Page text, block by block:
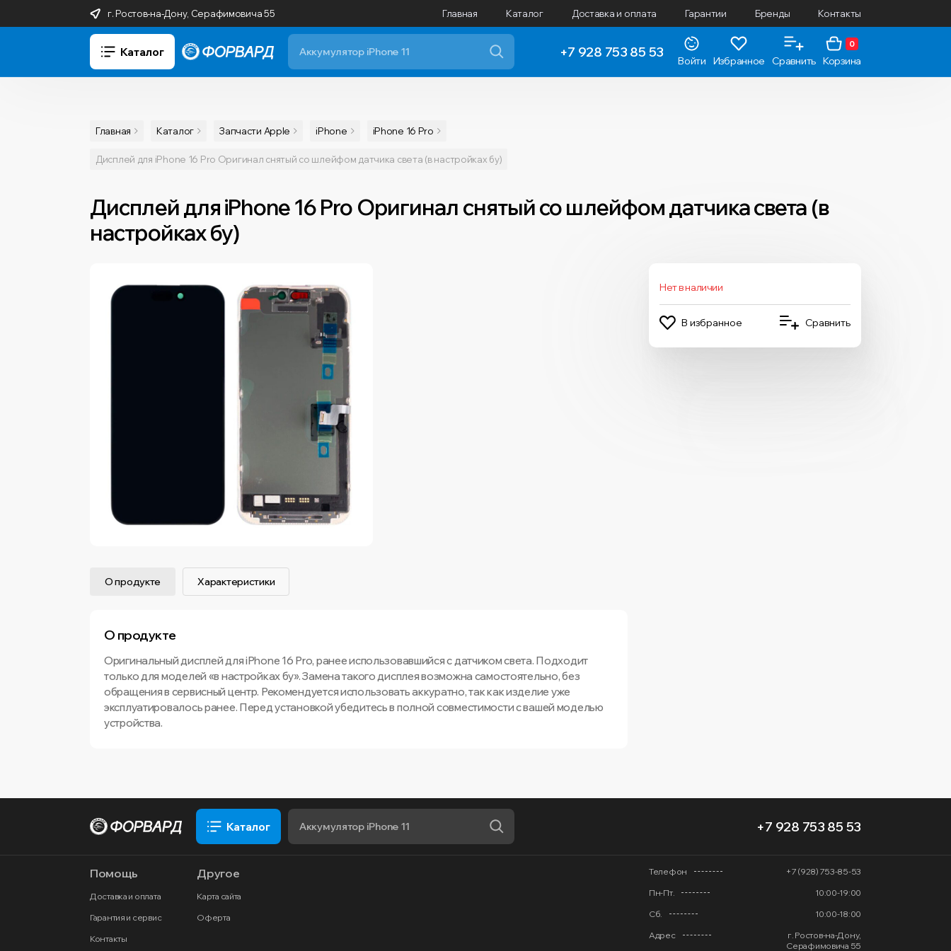
г. Ростов-на-Дону, Серафимовича 55 Главная Каталог Доставка и оплата Гарантии Бренды Контакты
Каталог +7 928 753 85 53
Войти Избранное Сравнить
0
Корзина
Главная Каталог Запчасти Apple iPhone iPhone 16 Pro
Дисплей для iPhone 16 Pro Оригинал снятый со шлейфом датчика света (в настройках бу)
Дисплей для iPhone 16 Pro Оригинал снятый со шлейфом датчика света (в
настройках бу)
Нет в наличии
В избранное Сравнить
О продукте Характеристики
О продукте
Оригинальный дисплей для iPhone 16 Pro, ранее использовавшийся с датчиком света. Подходит
только для моделей «в настройках бу». Замена такого дисплея возможна самостоятельно, без
обращения в сервисный центр. Рекомендуется использовать аккуратно, так как изделие уже
эксплуатировалось ранее. Перед установкой убедитесь в полной совместимости с вашей моделью
устройства.
Каталог +7 928 753 85 53
Помощь
Доставка и оплата
Гарантия и сервис
Контакты
Другое
Карта сайта
Оферта
Телефон
+7 (928) 753-85-53
Пн-Пт.
10:00-19:00
Сб.
10:00-18:00
Адрес
г. Ростов-на-Дону,
Серафимовича 55